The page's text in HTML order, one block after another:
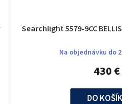
Na objednávku do
430 €
DO